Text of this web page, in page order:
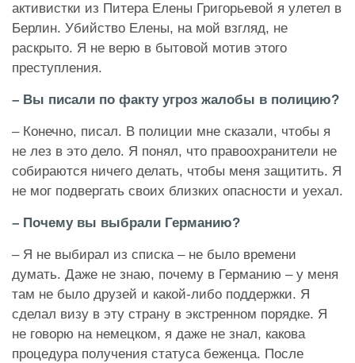
активистки из Питера Елены Григорьевой я улетел в
Берлин. Убийство Елены, на мой взгляд, не
раскрыто. Я не верю в бытовой мотив этого
преступления.
– Вы писали по факту угроз жалобы в полицию?
– Конечно, писал. В полиции мне сказали, чтобы я
не лез в это дело. Я понял, что правоохранители не
собираются ничего делать, чтобы меня защитить. Я
не мог подвергать своих близких опасности и уехал.
– Почему вы выбрали Германию?
– Я не выбирал из списка – не было времени
думать. Даже не знаю, почему в Германию – у меня
там не было друзей и какой-либо поддержки. Я
сделал визу в эту страну в экстренном порядке. Я
не говорю на немецком, я даже не знал, какова
процедура получения статуса беженца. После